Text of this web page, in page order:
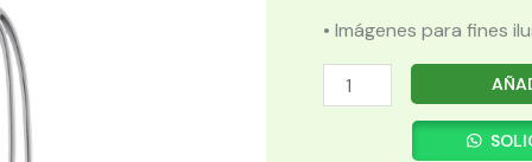
• Imágenes para fines
LICUADORA
PORTATIL